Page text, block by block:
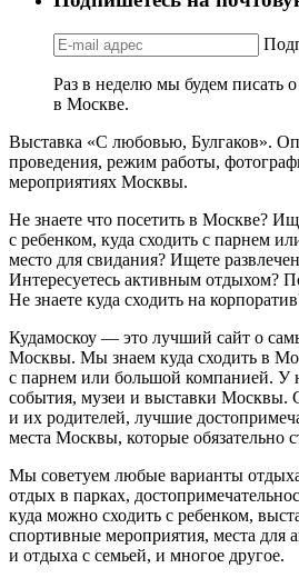
Раз в неделю мы будем писать
в Москве.
Выставка «С любовью, Булгаков».
проведения, режим работы,
мероприятиях Москвы.
Не знаете что посетить в Москве?
с ребенком, куда сходить с парнем
место для свидания? Ищете
Интересуетесь активным отдыхом?
Не знаете куда сходить на
Кудамоскоу — это лучший сайт о
Москвы. Мы знаем куда сходить в
с парнем или большой компанией. У
события, музеи и выставки Москвы.
и их родителей, лучшие
места Москвы, которые обязательно
Мы советуем любые варианты
отдых в парках,
куда можно сходить с ребенком,
спортивные мероприятия, места для
и отдыха с семьей, и многое другое.